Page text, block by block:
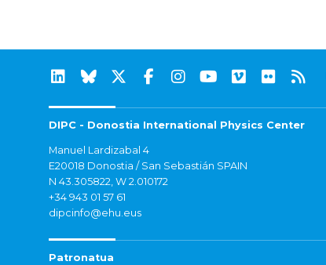
DIPC - Donostia International Physics Center
Manuel Lardizabal 4
E20018 Donostia / San Sebastián SPAIN
N 43.305822, W 2.010172
+34 943 01 57 61
dipcinfo@ehu.eus
Patronatua